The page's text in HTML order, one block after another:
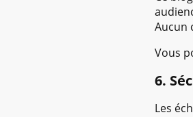
Aucun
Vous
6.
Les